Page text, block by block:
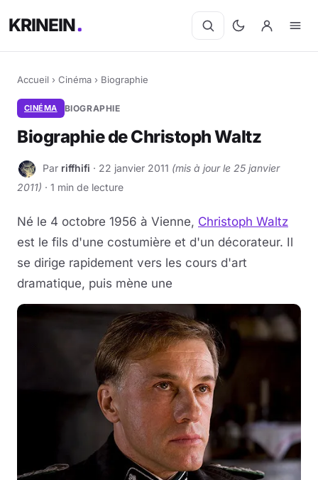
KRINEIN
Accueil › Cinéma › Biographie
CINÉMA BIOGRAPHIE
Biographie de Christoph Waltz
R Par riffhifi · 22 janvier 2011 (mis à jour le 25 janvier
2011) · 1 min de lecture
Né le 4 octobre 1956 à Vienne, Christoph Waltz
est le fils d'une costumière et d'un décorateur. Il
se dirige rapidement vers les cours d'art
dramatique, puis mène une